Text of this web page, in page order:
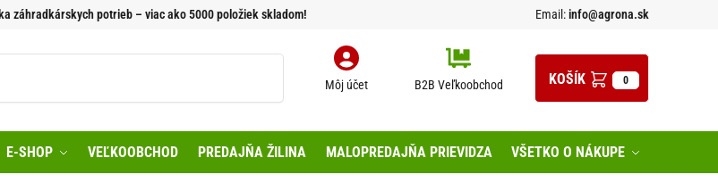
záhradkárskych potrieb – viac ako 5000 položiek skladom! Email:info@agrona.sk
Môj účet B2B Veľkoobchod 0
E-SHOP VEĽKOOBCHOD PREDAJŇA ŽILINA MALOPREDAJŇA PRIEVIDZA VŠETKO O NÁKUPE